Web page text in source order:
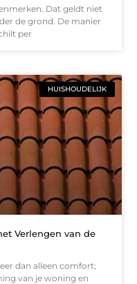
Dat geldt niet
de grond. De manier
per
HUISHOUDELIJK
Verlengen van de
dan alleen comfort;
van je woning en